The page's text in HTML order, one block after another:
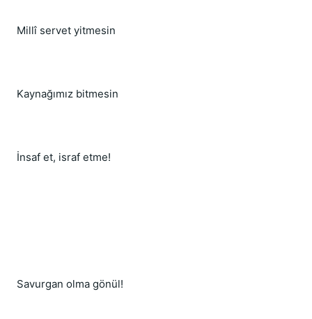
Millî servet yitmesin
Kaynağımız bitmesin
İnsaf et, israf etme!
Savurgan olma gönül!